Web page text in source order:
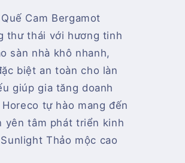
Cam Bergamot
thư thái với hương tinh
sàn nhà khô nhanh,
biệt an toàn cho làn
giúp gia tăng doanh
tự hào mang đến
yên tâm phát triển kinh
Thảo mộc cao